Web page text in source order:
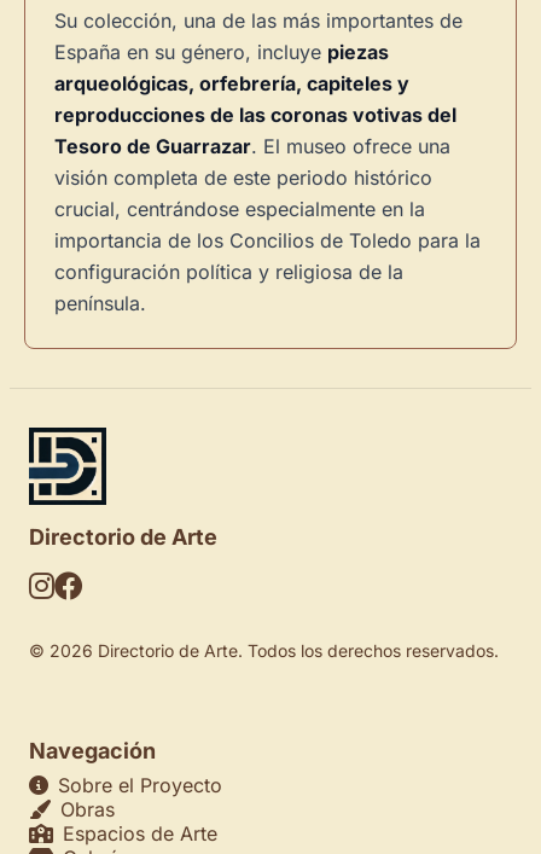
Su colección, una de las más importantes de
España en su género, incluye piezas
arqueológicas, orfebrería, capiteles y
reproducciones de las coronas votivas del
Tesoro de Guarrazar. El museo ofrece una
visión completa de este periodo histórico
crucial, centrándose especialmente en la
importancia de los Concilios de Toledo para la
configuración política y religiosa de la
península.
Directorio de Arte
© 2026 Directorio de Arte. Todos los derechos reservados.
Navegación
Sobre el Proyecto
Obras
Espacios de Arte